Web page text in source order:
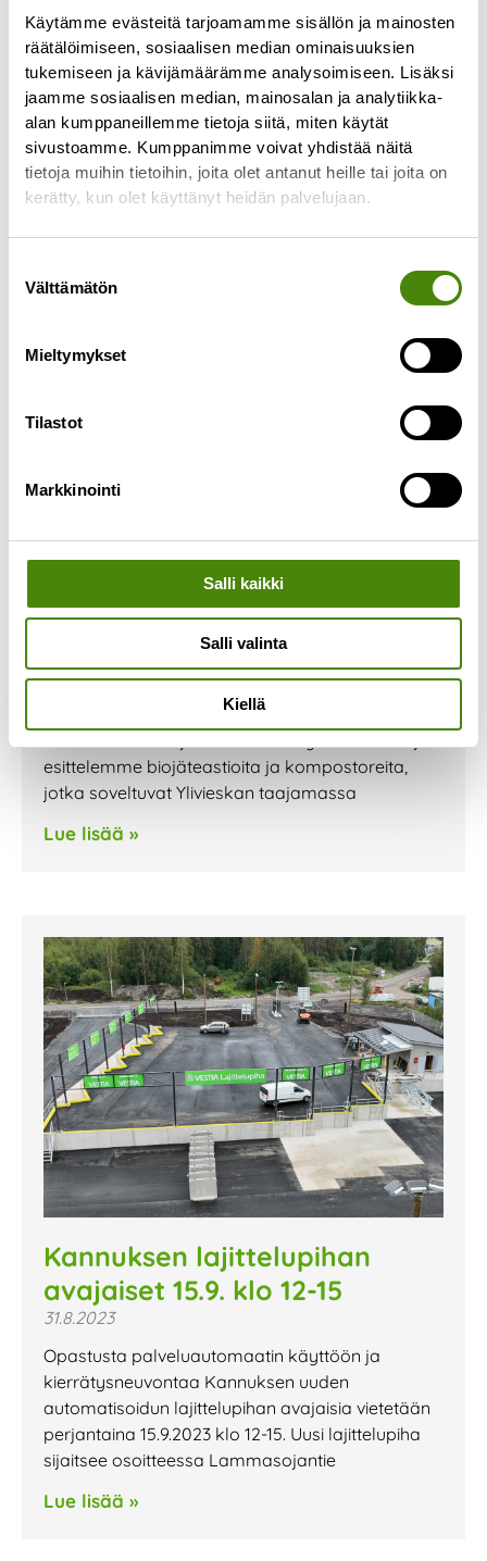
Käytämme evästeitä tarjoamamme sisällön ja mainosten
räätälöimiseen, sosiaalisen median ominaisuuksien
tukemiseen ja kävijämäärämme analysoimiseen. Lisäksi
jaamme sosiaalisen median, mainosalan ja analytiikka-
alan kumppaneillemme tietoja siitä, miten käytät
sivustoamme. Kumppanimme voivat yhdistää näitä
tietoja muihin tietoihin, joita olet antanut heille tai joita on
kerätty, kun olet käyttänyt heidän palvelujaan.
valinta
Välttämätön
Mieltymykset
Tilastot
Markkinointi
Salli kaikki
Salli valinta
Kiellä
Kannuksen, Sievin ja Toholammin alueen
jätekuljetusten urakoitsija vaihtuu lokakuun
alussa. Urakoitsijan vaihtumisen seurauksena
jätekuljetusten reitit muuttuvat ja jäteastian
tyhjennyspäivässä tapahtuu
Lue lisää »
Olemme mukana Ylivieskan
Kauppojen yössä 1.9.
1.9.2023 järjestettävässä Kauppojen yössä.
esittelemme biojäteastioita ja kompostoreita,
jotka soveltuvat Ylivieskan taajamassa
Lue lisää »
Kannuksen lajittelupihan
avajaiset 15.9. klo 12-15
31.8.2023
Opastusta palveluautomaatin käyttöön ja
kierrätysneuvontaa Kannuksen uuden
automatisoidun lajittelupihan avajaisia vietetään
perjantaina 15.9.2023 klo 12-15. Uusi lajittelupiha
sijaitsee osoitteessa Lammasojantie
Lue lisää »